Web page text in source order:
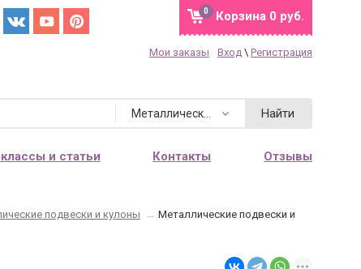
Корзина 0 руб.
0
Мои заказы Вход \ Регистрация
Найти
и статьи Контакты Отзывы
подвески и кулоны → Металлические подвески и